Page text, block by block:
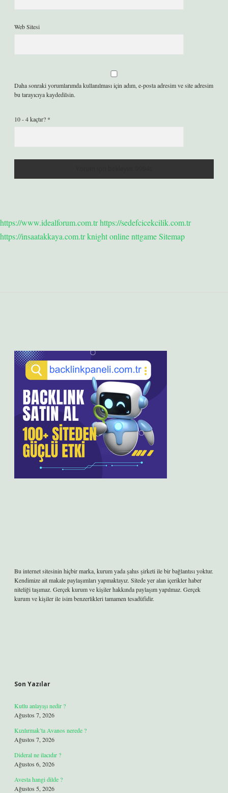
Web Sitesi
Daha sonraki yorumlarımda kullanılması için adım, e-posta adresim ve site adresim
bu tarayıcıya kaydedilsin.
10 - 4 kaçtır? *
https://www.idealforum.com.trhttps://sedefcicekcilik.com.tr
https://insaatakkaya.com.trknight onlinenttgameSitemap
Bu internet sitesinin hiçbir marka, kurum yada şahıs şirketi ile bir bağlantısı yoktur.
Kendimize ait makale paylaşımları yapmaktayız. Sitede yer alan içerikler haber
niteliği taşımaz. Gerçek kurum ve kişiler hakkında paylaşım yapılmaz. Gerçek
kurum ve kişiler ile isim benzerlikleri tamamen tesadüfidir.
Son Yazılar
Kutlu anlayışı nedir ?
Ağustos 7, 2026
Kızılırmak’ta Avanos nerede ?
Ağustos 7, 2026
Dideral ne ilacıdır ?
Ağustos 6, 2026
Avesta hangi dilde ?
Ağustos 5, 2026